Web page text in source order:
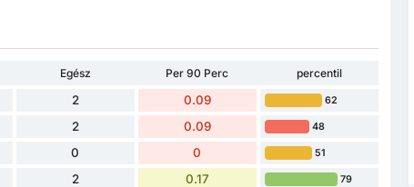
Egész Per 90 Perc
percentil
2 0.09 62
2 0.09 48
0 0 51
2 0.17 79